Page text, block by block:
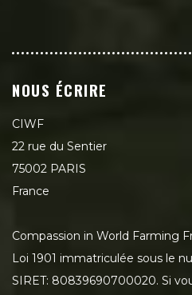
NOUS ÉCRIRE
CIWF
22 rue du Sentier
75002 PARIS
France
Compassion in World Farming
Loi 1901 immatriculée sous le
SIRET: 80839690700020. Si